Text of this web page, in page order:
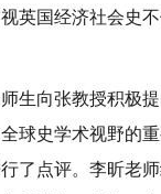
英国经济社会史
生向张教授积极
球史学术视野的
了点评。李昕老